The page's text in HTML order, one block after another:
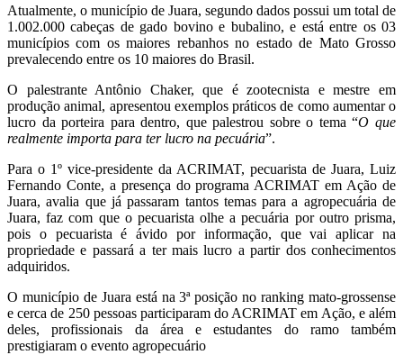
Atualmente, o município de Juara, segundo dados possui um total de
1.002.000 cabeças de gado bovino e bubalino, e está entre os 03
municípios com os maiores rebanhos no estado de Mato Grosso
prevalecendo entre os 10 maiores do Brasil.
O palestrante Antônio Chaker, que é zootecnista e mestre em
produção animal, apresentou exemplos práticos de como aumentar o
lucro da porteira para dentro, que palestrou sobre o tema “O que
realmente importa para ter lucro na pecuária”.
Para o 1º vice-presidente da ACRIMAT, pecuarista de Juara, Luiz
Fernando Conte, a presença do programa ACRIMAT em Ação de
Juara, avalia que já passaram tantos temas para a agropecuária de
Juara, faz com que o pecuarista olhe a pecuária por outro prisma,
pois o pecuarista é ávido por informação, que vai aplicar na
propriedade e passará a ter mais lucro a partir dos conhecimentos
adquiridos.
O município de Juara está na 3ª posição no ranking mato-grossense
e cerca de 250 pessoas participaram do ACRIMAT em Ação, e além
deles, profissionais da área e estudantes do ramo também
prestigiaram o evento agropecuário